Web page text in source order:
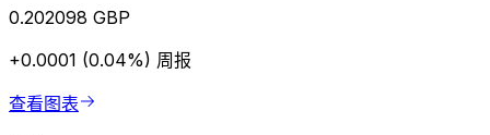
0.202098 GBP
+0.0001 (0.04%) 周报
查看图表